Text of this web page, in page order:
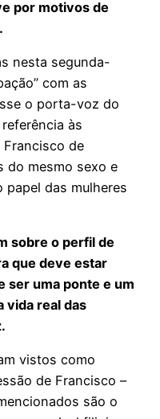
por motivos de
nesta segunda-
com as
o porta-voz do
às
de
do mesmo sexo e
das mulheres
sobre o perfil de
que deve estar
ser uma ponte e um
vida real das
vistos como
de Francisco –
são o